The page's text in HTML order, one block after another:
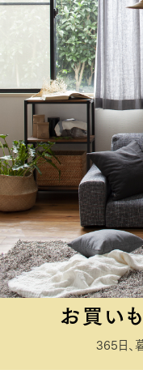
お買い
365日、